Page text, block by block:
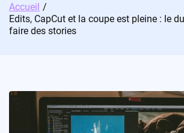
Accueil
Edits, CapCut et la coupe est pleine : le
faire des stories